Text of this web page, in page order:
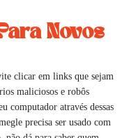
Novos
clicar em links que sejam
maliciosos e robôs
computador através dessas
precisa ser usado com